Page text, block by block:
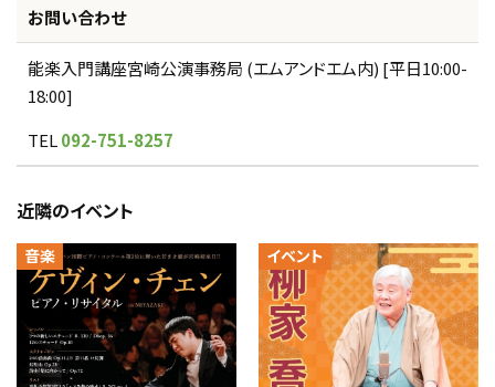
お問い合わせ
能楽入門講座宮崎公演事務局 (エムアンドエム内) [平日10:00-
18:00]
TEL092-751-8257
近隣のイベント
音楽 イベント